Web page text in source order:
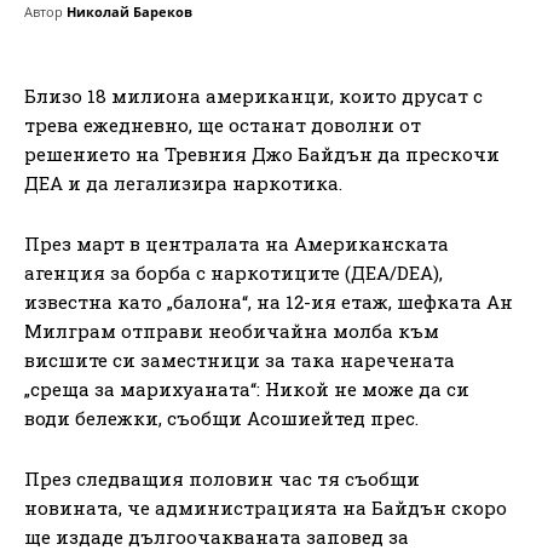
Автор Николай Бареков
Близо 18 милиона американци, които друсат с
трева ежедневно, ще останат доволни от
решението на Тревния Джо Байдън да прескочи
ДЕА и да легализира наркотика.
През март в централата на Американската
агенция за борба с наркотиците (ДЕА/DEA),
известна като „балона“, на 12-ия етаж, шефката Ан
Милграм отправи необичайна молба към
висшите си заместници за така наречената
„среща за марихуаната“: Никой не може да си
води бележки, съобщи Асошиейтед прес.
През следващия половин час тя съобщи
новината, че администрацията на Байдън скоро
ще издаде дългоочакваната заповед за